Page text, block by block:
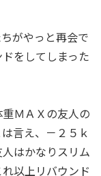
がやっと再会で
をしてしまった
ＭＡＸの友人の
言え、－２５ｋ
はかなりスリム
以上リバウンド